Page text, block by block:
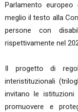
Parlamento
meglio il testo alla
persone con
rispettivamente nel
Il progetto di
interistituzionali
invitano le
promuovere e